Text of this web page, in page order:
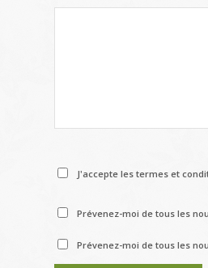
J'accepte les termes et
Prévenez-moi de tous les
Prévenez-moi de tous les